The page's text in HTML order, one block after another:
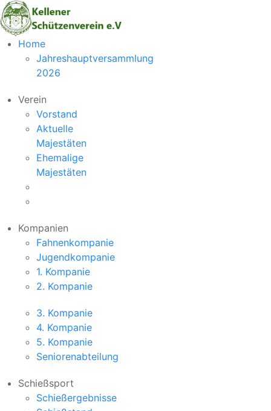
Home
Jahreshauptversammlung
2026
Verein
Vorstand
Aktuelle
Majestäten
Ehemalige
Majestäten
Kompanien
Fahnenkompanie
Jugendkompanie
1. Kompanie
2. Kompanie
3. Kompanie
4. Kompanie
5. Kompanie
Seniorenabteilung
Schießsport
Schießergebnisse
Monat
Monat